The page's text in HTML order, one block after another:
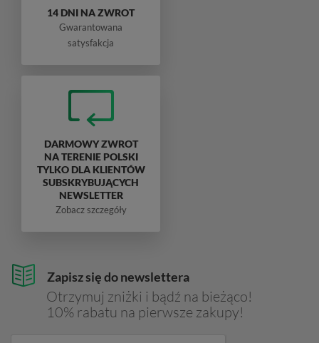
Zapisz się do newslettera
Otrzymuj zniżki i bądź na bieżąco!
10% rabatu na pierwsze zakupy!
14 DNI NA ZWROT
Gwarantowana
satysfakcja
DARMOWY ZWROT
NA TERENIE POLSKI
TYLKO DLA KLIENTÓW
SUBSKRYBUJĄCYCH
NEWSLETTER
Zobacz szczegóły